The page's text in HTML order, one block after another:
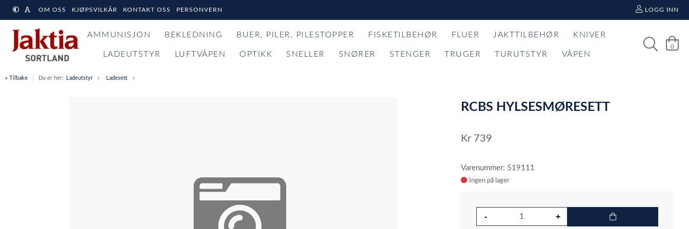
OM OSS KJØPSVILKÅR KONTAKT OSS PERSONVERN LOGG INN
AMMUNISJON BEKLEDNING BUER, PILER, PILESTOPPER FISKETILBEHØR FLUER JAKTTILBEHØR KNIVER
LADEUTSTYR LUFTVÅPEN OPTIKK SNELLER SNØRER STENGER TRUGER TURUTSTYR VÅPEN
0
« Tilbake Du er her: Ladeutstyr Ladesett
RCBS HYLSESMØRESETT
Kr 739
Varenummer: 519111
Ingen på lager